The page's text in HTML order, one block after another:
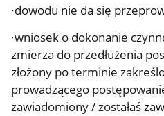
·dowodu nie da się
·wniosek o dokonanie
zmierza do przedłużenia
złożony po terminie
prowadzącego
zawiadomiony / zostałaś